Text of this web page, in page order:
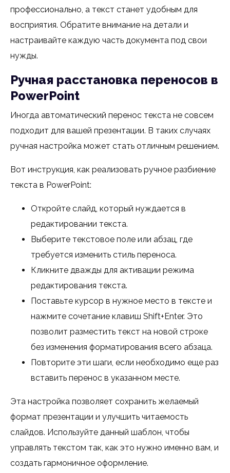
профессионально, а текст станет удобным для
восприятия. Обратите внимание на детали и
настраивайте каждую часть документа под свои
нужды.
Ручная расстановка переносов в
PowerPoint
Иногда автоматический перенос текста не совсем
подходит для вашей презентации. В таких случаях
ручная настройка может стать отличным решением.
Вот инструкция, как реализовать ручное разбиение
текста в PowerPoint:
Откройте слайд, который нуждается в
редактировании текста.
Выберите текстовое поле или абзац, где
требуется изменить стиль переноса.
Кликните дважды для активации режима
редактирования текста.
Поставьте курсор в нужное место в тексте и
нажмите сочетание клавиш Shift+Enter. Это
позволит разместить текст на новой строке
без изменения форматирования всего абзаца.
Повторите эти шаги, если необходимо еще раз
вставить перенос в указанном месте.
Эта настройка позволяет сохранить желаемый
формат презентации и улучшить читаемость
слайдов. Используйте данный шаблон, чтобы
управлять текстом так, как это нужно именно вам, и
создать гармоничное оформление.